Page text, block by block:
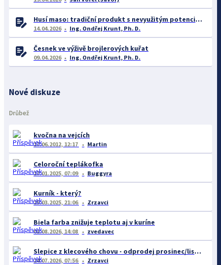
Husí maso: tradiční produkt s nevyužitým potenciálem
14.04.2026 Ing. Ondřej Krunt, Ph. D.
Česnek ve výživě brojlerových kuřat
09.04.2026 Ing. Ondřej Krunt, Ph. D.
Nové diskuze
Drůbež
kvočna na vejcích
17.06.2012, 12:17 Martin
Celoroční teplákofka
17.01.2025, 07:09 Buggyra
Kurník - který?
25.03.2025, 21:06 Zrzavci
Biela farba znižuje teplotu aj v kuríne
01.08.2026, 14:08 zvedavec
Slepice z klecového chovu - odprodej prosinec/listopad
24.07.2026, 07:56 Zrzavci